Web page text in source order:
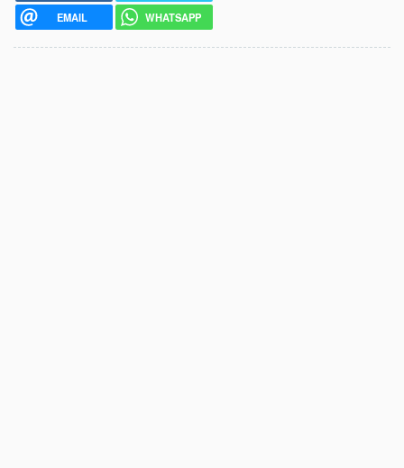
EMAIL
WHATSAPP